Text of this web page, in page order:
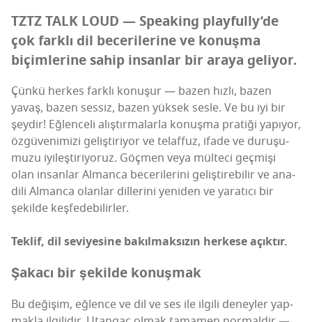
TZTZ TALK LOUD — Spe­aking play­full­y­’­de
çok fark­lı dil bece­ri­le­ri­ne ve konuş­ma
biçim­le­ri­ne sahip insan­lar bir ara­ya geliyor.
Çün­kü her­kes fark­lı konu­şur — bazen hız­lı, bazen
yavaş, bazen ses­siz, bazen yük­sek ses­le. Ve bu iyi bir
şey­dir! Eğlen­ce­li alış­tır­ma­lar­la konuş­ma pra­ti­ği yapı­yor,
özgü­ve­ni­mi­zi geliş­ti­ri­yor ve telaf­fuz, ifa­de ve duru­şu­
mu­zu iyi­leş­ti­ri­yo­ruz. Göç­men veya mül­te­ci geç­mi­şi
olan insan­lar Alman­ca bece­ri­le­ri­ni geliş­ti­re­bi­lir ve ana­
di­li Alman­ca olan­lar dil­le­ri­ni yeni­den ve yara­tı­cı bir
şekil­de keş­fe­de­bi­lir­ler.
Tek­lif, dil sevi­ye­si­ne bakıl­mak­sı­zın her­ke­se açıktır.
Şaka­cı bir şekil­de konuşmak
Bu deği­şim, eğlen­ce ve dil ve ses ile ilgi­li deney­ler yap­